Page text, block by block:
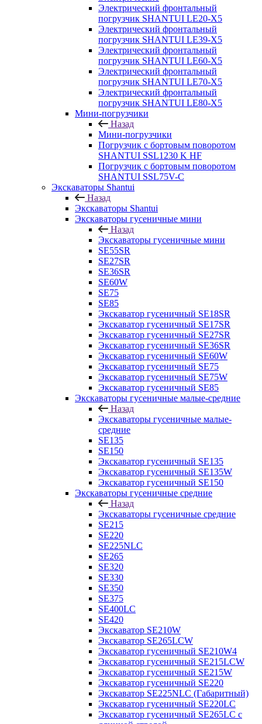
Электрический фронтальный
погрузчик SHANTUI LE20-X5
Электрический фронтальный
погрузчик SHANTUI LE39-X5
Электрический фронтальный
погрузчик SHANTUI LE60-X5
Электрический фронтальный
погрузчик SHANTUI LE70-X5
Электрический фронтальный
погрузчик SHANTUI LE80-X5
Мини-погрузчики
Назад
Мини-погрузчики
Погрузчик с бортовым поворотом
SHANTUI SSL1230 K HF
Погрузчик с бортовым поворотом
SHANTUI SSL75V-C
Экскаваторы Shantui
Назад
Экскаваторы Shantui
Экскаваторы гусеничные мини
Назад
Экскаваторы гусеничные мини
SE55SR
SE27SR
SE36SR
SE60W
SE75
SE85
Экскаватор гусеничный SE18SR
Экскаватор гусеничный SE17SR
Экскаватор гусеничный SE27SR
Экскаватор гусеничный SE36SR
Экскаватор гусеничный SE60W
Экскаватор гусеничный SE75
Экскаватор гусеничный SE75W
Экскаватор гусеничный SE85
Экскаваторы гусеничные малые-средние
Назад
Экскаваторы гусеничные малые-
средние
SE135
SE150
Экскаватор гусеничный SE135
Экскаватор гусеничный SE135W
Экскаватор гусеничный SE150
Экскаваторы гусеничные средние
Назад
Экскаваторы гусеничные средние
SE215
SE220
SE225NLC
SE265
SE320
SE330
SE350
SE375
SE400LC
SE420
Экскаватор SE210W
Экскаватор SE265LCW
Экскаватор гусеничный SE210W4
Экскаватор гусеничный SE215LCW
Экскаватор гусеничный SE215W
Экскаватор гусеничный SE220
Экскаватор SE225NLC (Габаритный)
Экскаватор гусеничный SE220LC
Экскаватор гусеничный SE265LC с